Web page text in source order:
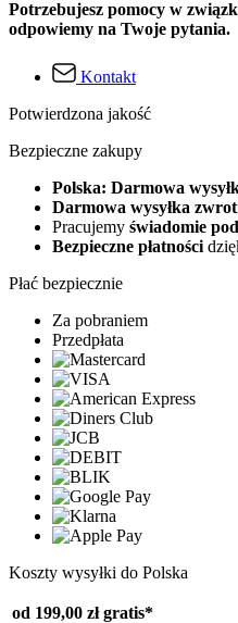
Potrzebujesz pomocy w
odpowiemy na Twoje pytania.
Kontakt
Potwierdzona jakość
Bezpieczne zakupy
Polska: Darmowa
Darmowa wysyłka
Pracujemy świadomie
Bezpieczne płatności
Płać bezpiecznie
Za pobraniem
Przedpłata
Koszty wysyłki do Polska
od 199,00 zł gratis*